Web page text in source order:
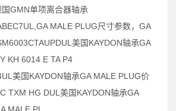
GMN单项离合器轴承
MALE PLUG尺寸参数，GA
美国KAYDON轴承GA
KH 6014 E TA P4
美国KAYDON轴承GA MALE PLUG价
TXM HG DUL美国KAYDON轴承GA